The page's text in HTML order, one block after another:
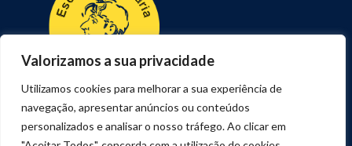
Valorizamos a sua privacidade
Utilizamos cookies para melhorar a sua experiência de
navegação, apresentar anúncios ou conteúdos
personalizados e analisar o nosso tráfego. Ao clicar em